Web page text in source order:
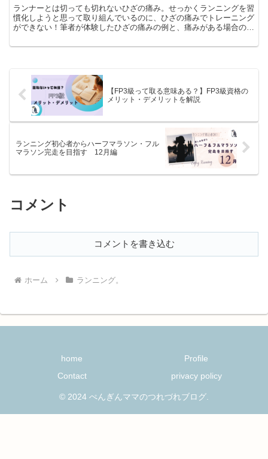
ランナーとは切っても切れないひざの痛み。せっかくランニングを習
慣化しようと思って取り組んでいるのに、ひざの痛みでトレーニング
ができない！筆者が体験したひざの痛みの例と、痛みがある場合の対
【FP3級って取る意味ある？】FP3級資格の
メリット・デメリットを解説
ランニング初心者からハーフマラソン・フル
マラソン完走を目指す 12月編
コメント
コメントを書き込む
ホーム ランニング。
home
Profile
Contact
privacy policy
© 2024 ぺんぎんママのつれづれブログ.